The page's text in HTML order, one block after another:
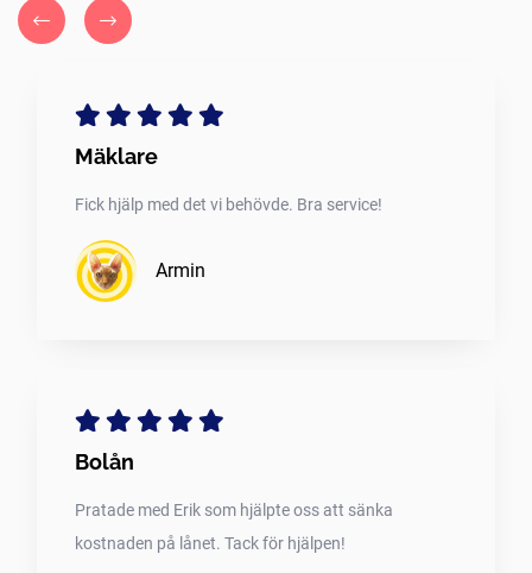
Mäklare
Fick hjälp med det vi behövde. Bra service!
Armin
Bolån
Pratade med Erik som hjälpte oss att sänka
kostnaden på lånet. Tack för hjälpen!